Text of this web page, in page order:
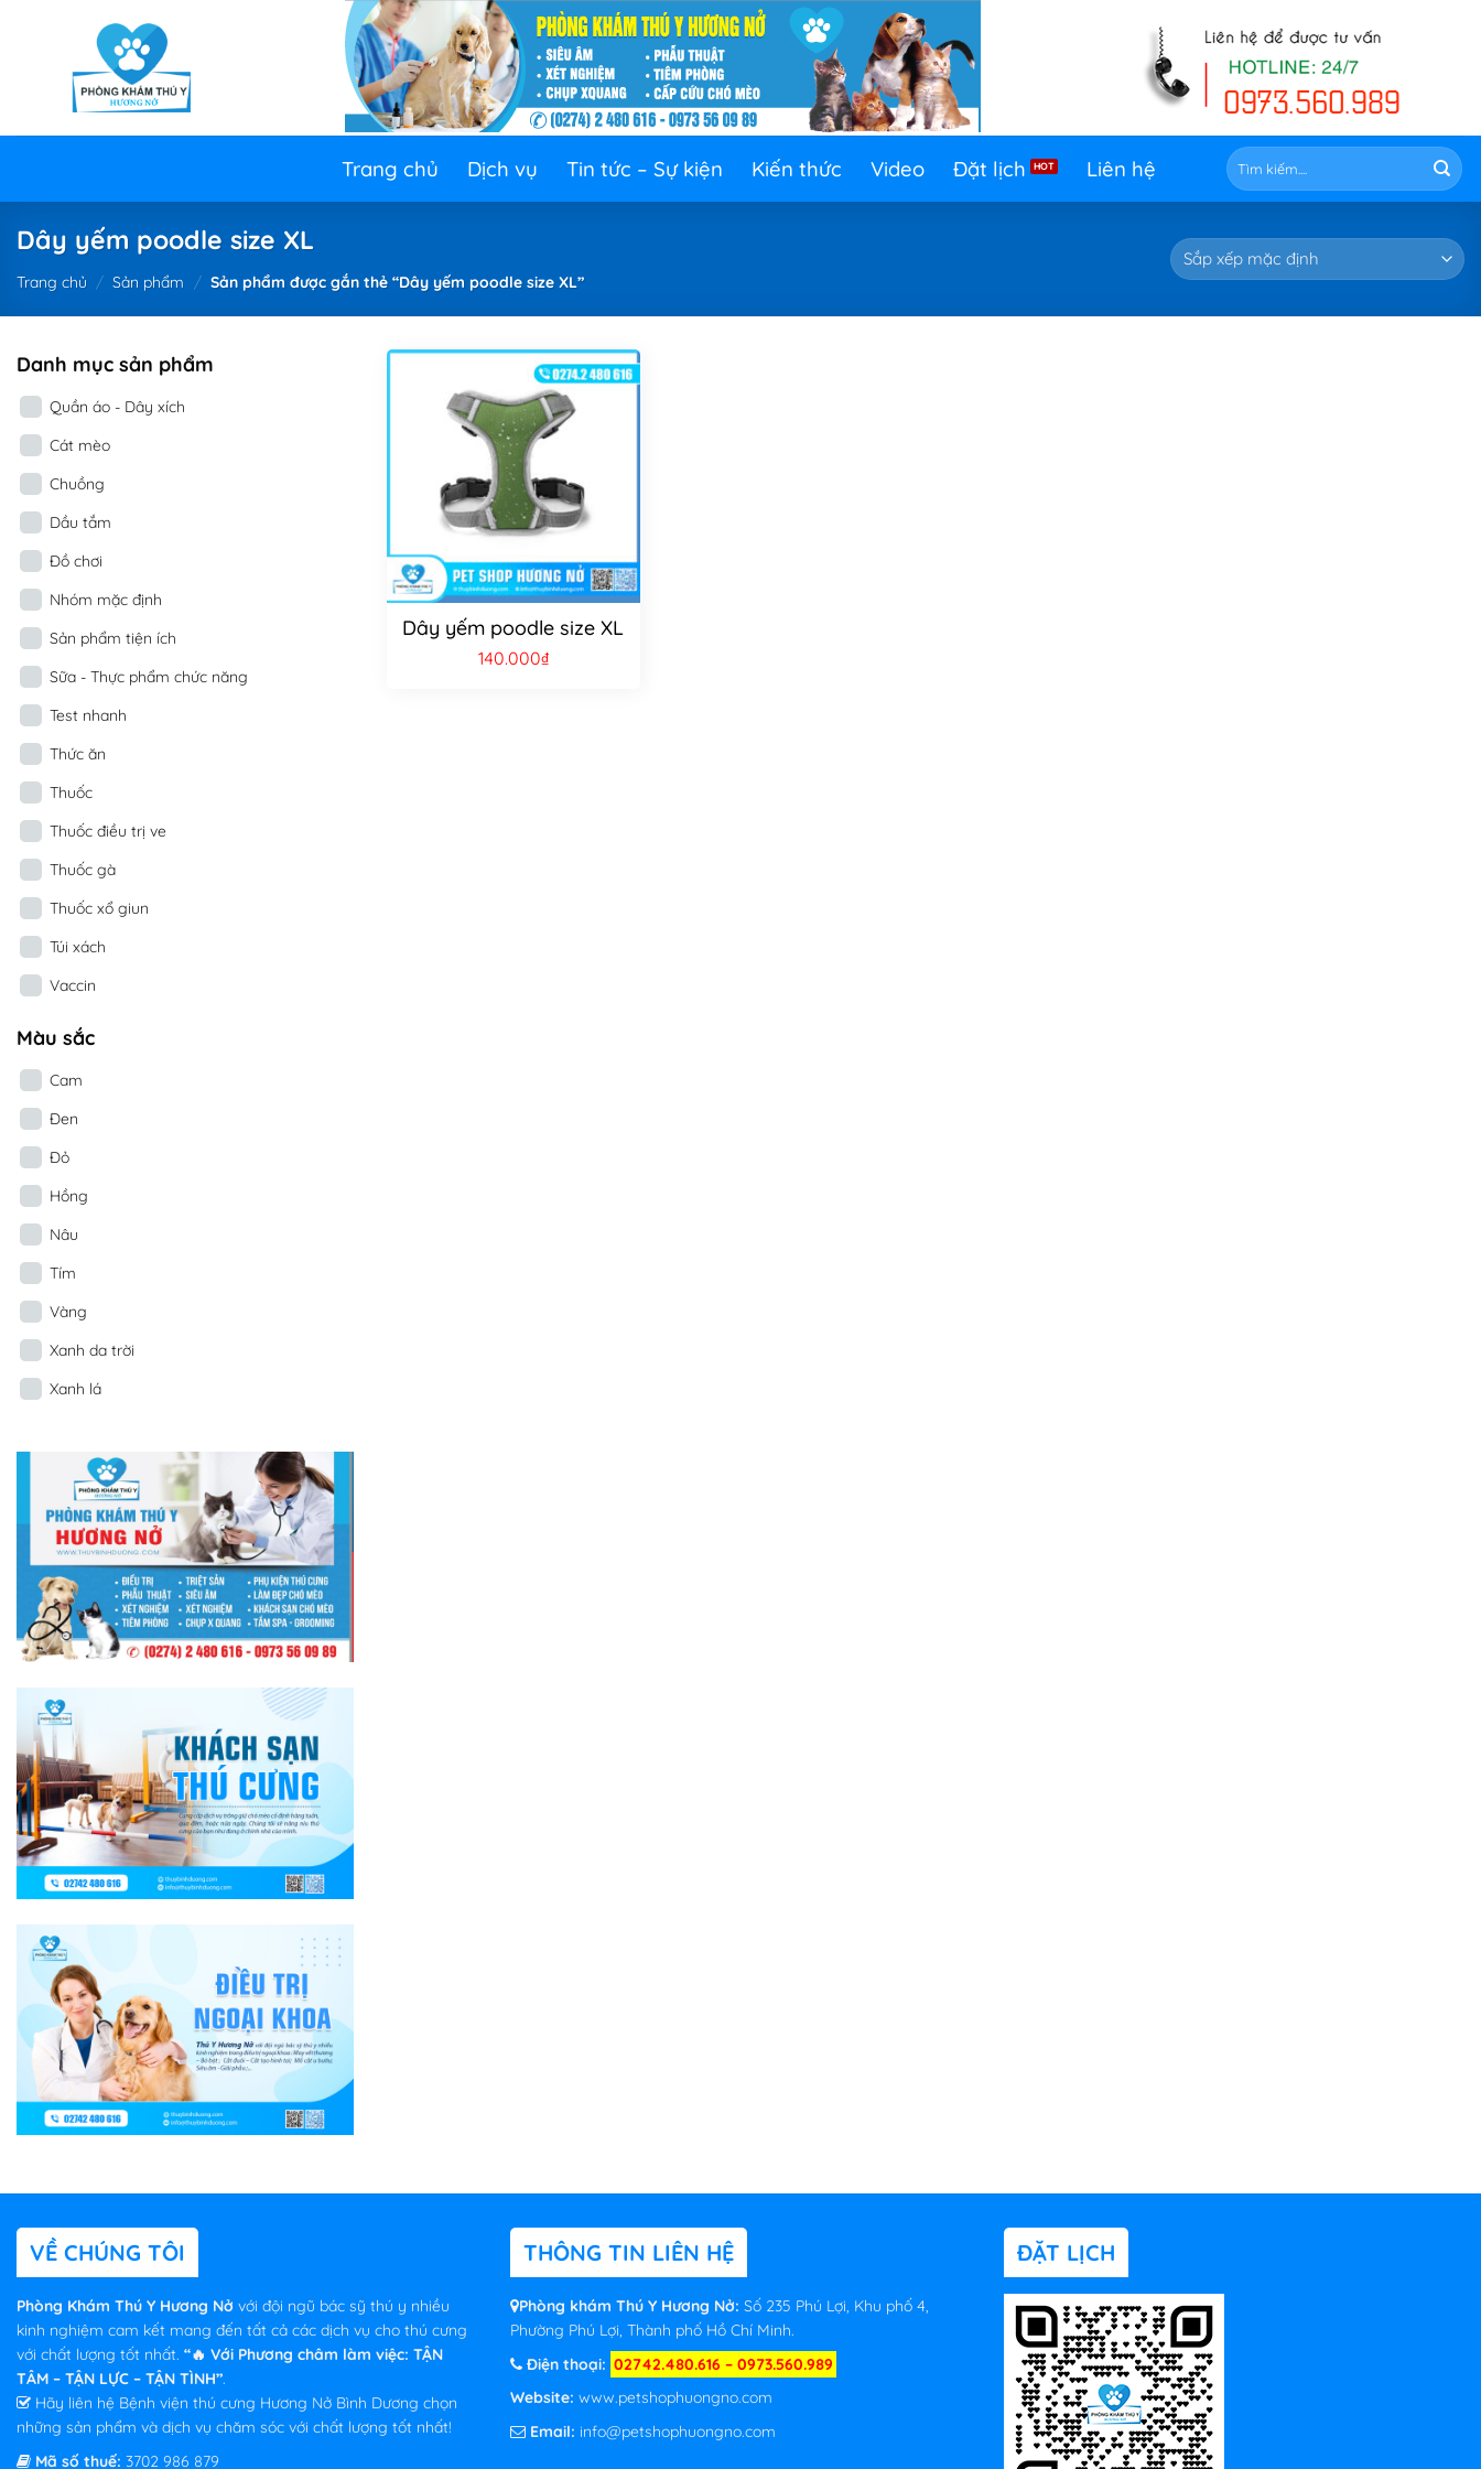
Trang chủ Dịch vụ Tin tức – Sự kiện Kiến thức Video Đặt lịch Liên hệ
Tìm
kiếm:
Dây yếm poodle size XL
Trang chủ / Sản phẩm / Sản phẩm được gắn thẻ “Dây yếm poodle size XL”
Danh mục sản phẩm
Quần áo - Dây xích
Cát mèo
Chuồng
Dầu tắm
Đồ chơi
Nhóm mặc định
Sản phẩm tiện ích
Sữa - Thực phẩm chức năng
Test nhanh
Thức ăn
Thuốc
Thuốc điều trị ve
Thuốc gà
Thuốc xổ giun
Túi xách
Vaccin
Màu sắc
Cam
Đen
Đỏ
Hồng
Nâu
Tím
Vàng
Xanh da trời
Xanh lá
Dây yếm poodle size XL
140.000₫
VỀ CHÚNG TÔI
Phòng Khám Thú Y Hương Nở với đội ngũ bác sỹ thú y nhiều
kinh nghiệm cam kết mang đến tất cả các dịch vụ cho thú cưng
với chất lượng tốt nhất. “🔥 Với Phương châm làm việc: TẬN
TÂM – TẬN LỰC – TẬN TÌNH”.
Hãy liên hệ Bệnh viện thú cưng Hương Nở Bình Dương chọn
những sản phẩm và dịch vụ chăm sóc với chất lượng tốt nhất!
Mã số thuế: 3702 986 879
THÔNG TIN LIÊN HỆ
Phòng khám Thú Y Hương Nở: Số 235 Phú Lợi, Khu phố 4,
Phường Phú Lợi, Thành phố Hồ Chí Minh.
Điện thoại: 02742.480.616 – 0973.560.989
Website: www.petshophuongno.com
Email: info@petshophuongno.com
ĐẶT LỊCH